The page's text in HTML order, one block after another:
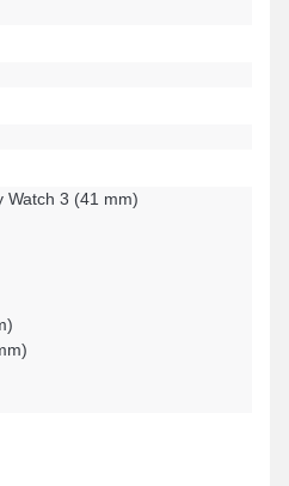
Watch 3 (41 mm)